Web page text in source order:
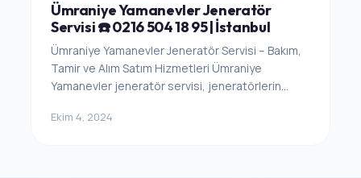
Ümraniye Yamanevler Jeneratör
Servisi ☎️ 0216 504 18 95 | İstanbul
Ümraniye Yamanevler Jeneratör Servisi – Bakım,
Tamir ve Alım Satım Hizmetleri Ümraniye
Yamanevler jeneratör servisi, jeneratörlerin...
Ekim 4, 2024